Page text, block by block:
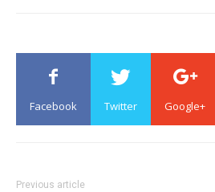
Facebook Twitter Google+
Previous article